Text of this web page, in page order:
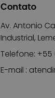
Contato
Av. Antonio
Industrial,
Telefone: +55
E-mail :